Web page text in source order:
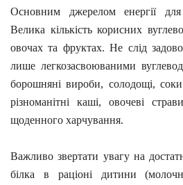
Основним джерелом енергії
Велика кількість корисних
овочах та фруктах. Не слід
лише легкозасвоюваними
борошняні вироби, солодощі,
різноманітні каші, овочеві
щоденного харчування.
Важливо звертати увагу на
білка в раціоні дитини